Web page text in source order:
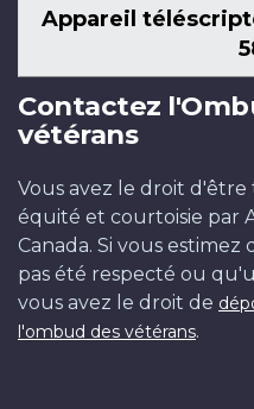
Appareil
Contactez
vétérans
Vous avez le droit
équité et courtoisie par
Canada. Si vous
pas été respecté ou
vous avez le droit de
l'ombud des vétérans.